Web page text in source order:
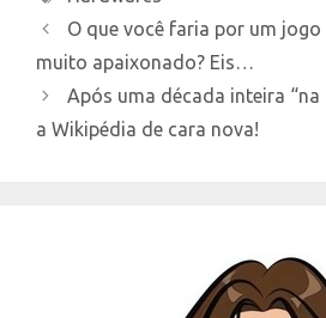
O que você faria por um jogo
muito apaixonado? Eis…
Após uma década inteira “na
a Wikipédia de cara nova!